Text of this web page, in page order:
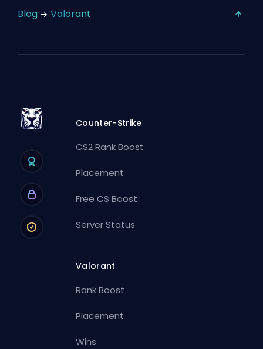
Blog Valorant
Counter-Strike
CS2 Rank Boost
Placement
Free CS Boost
Server Status
Valorant
Rank Boost
Placement
Wins